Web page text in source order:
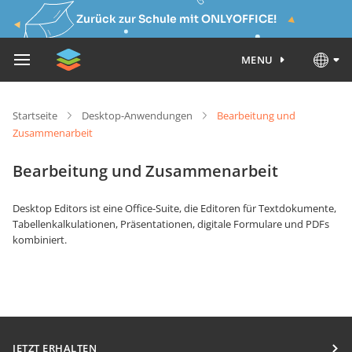
Zurück zur Schule mit ONLYOFFICE!
MENU
Startseite Desktop-Anwendungen
Bearbeitung und
Zusammenarbeit
Bearbeitung und Zusammenarbeit
Desktop Editors ist eine Office-Suite, die Editoren für Textdokumente,
Tabellenkalkulationen, Präsentationen, digitale Formulare und PDFs
kombiniert.
JETZT ERHALTEN